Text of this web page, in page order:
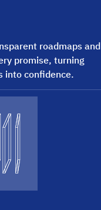
roadmaps and
promise, turning
into confidence.